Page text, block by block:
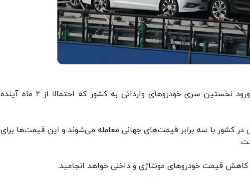
«سعید موتمنی» امروز (شنبه) افزود: همزمان با ورود نخستین سری خودروهای وارداتی به کشور که احتمالا از ۲ ماه آینده
در کشور با سه برابر قیمت‌های جهانی معامله می‌شوند و این قیمت‌ها برای
قیمت خودروهای مونتاژی و داخلی خواهد انجامید.